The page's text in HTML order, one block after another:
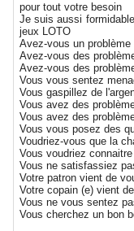
pour tout votre besoin
Je suis aussi
jeux LOTO
Avez-vous un problème
Avez-vous des
Avez-vous des
Vous vous sentez
Vous gaspillez de
Vous avez des
Vous avez des
Vous vous posez des
Voudriez-vous que la
Vous voudriez
Vous ne satisfassiez
Votre patron vient de
Votre copain (e) vient
Vous ne vous sentez
Vous cherchez un bon